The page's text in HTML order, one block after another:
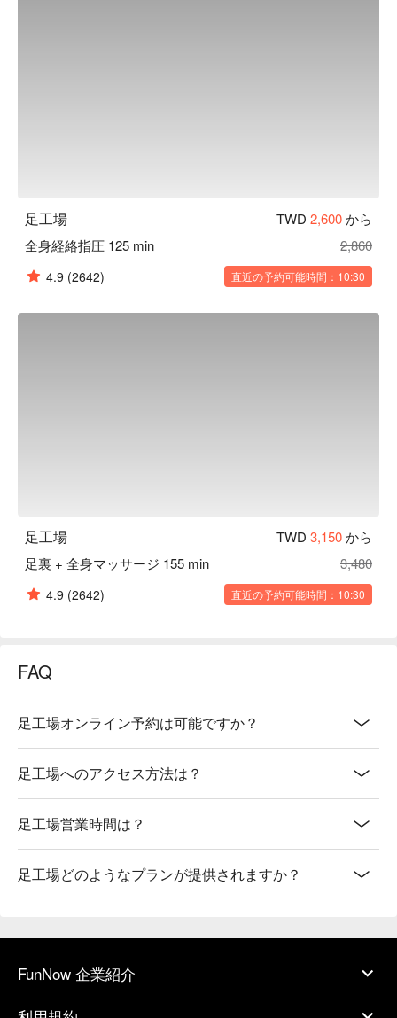
足工場 TWD 2,600から
全身経絡指圧 125 min
2,860
4.9 (2642) 直近の予約可能時間：10:30
足工場 TWD 3,150から
足裏 + 全身マッサージ 155 min
3,480
4.9 (2642) 直近の予約可能時間：10:30
FAQ
足工場オンライン予約は可能ですか？
足工場へのアクセス方法は？
足工場営業時間は？
足工場どのようなプランが提供されますか？
FunNow 企業紹介